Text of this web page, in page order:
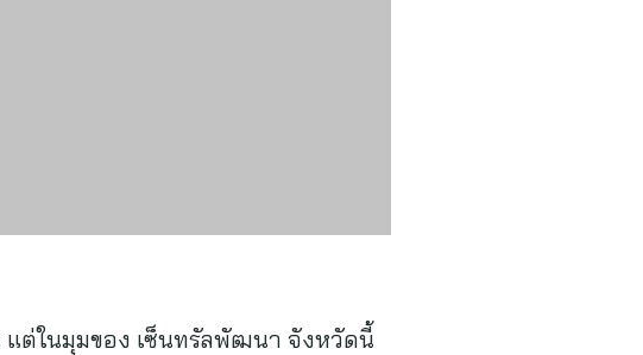
แต่ในมุมของ เซ็นทรัลพัฒนา จังหวัดนี้